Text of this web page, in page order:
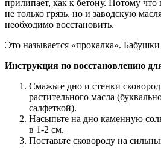
прилипает, как к бетону. Потому
не только грязь, но и заводскую
необходимо восстановить.
Это называется «прокалка». Бабушки
Инструкция по восстановлению
Смажьте дно и стенки
растительного масла
салфеткой).
Насыпьте на дно каменную
в 1-2 см.
Поставьте сковороду на